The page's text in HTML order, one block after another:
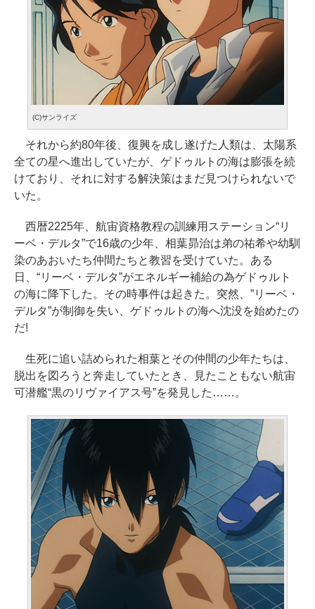
(C)サンライズ
それから約80年後、復興を成し遂げた人類は、太陽系
全ての星へ進出していたが、ゲドゥルトの海は膨張を続
けており、それに対する解決策はまだ見つけられないで
いた。
西暦2225年、航宙資格教程の訓練用ステーション“リ
ーベ・デルタ”で16歳の少年、相葉昴治は弟の祐希や幼馴
染のあおいたち仲間たちと教習を受けていた。ある
日、“リーベ・デルタ”がエネルギー補給の為ゲドゥルト
の海に降下した。その時事件は起きた。突然、”リーベ・
デルタ”が制御を失い、ゲドゥルトの海へ沈没を始めたの
だ!
生死に追い詰められた相葉とその仲間の少年たちは、
脱出を図ろうと奔走していたとき、見たこともない航宙
可潜艦“黒のリヴァイアス号”を発見した……。